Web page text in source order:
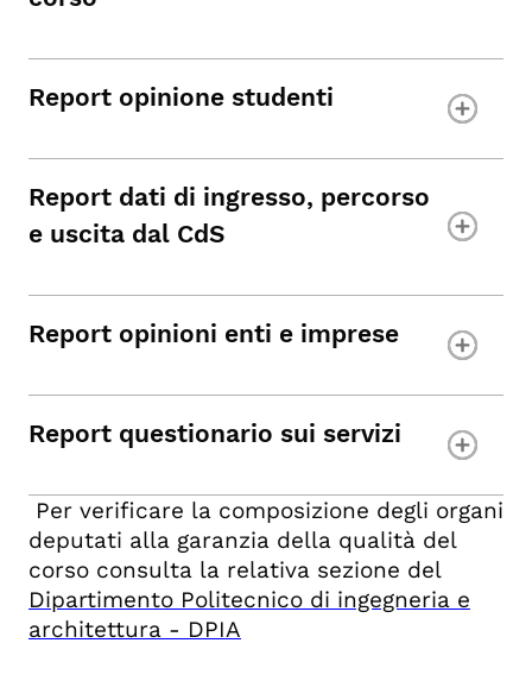
Report opinione studenti
Report dati di ingresso, percorso
e uscita dal CdS
Report opinioni enti e imprese
Report questionario sui servizi
Per verificare la composizione degli organi
deputati alla garanzia della qualità del
corso consulta la relativa sezione del
Dipartimento Politecnico di ingegneria e
architettura - DPIA